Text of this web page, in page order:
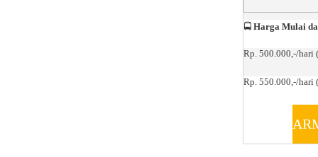
🚍 Harga Mulai
Rp. 500.000,-/hari
Rp. 550.000,-/hari